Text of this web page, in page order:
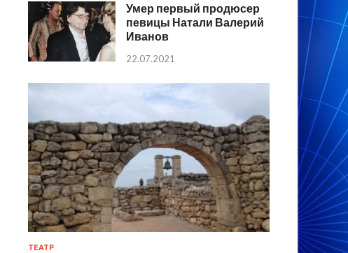
Умер первый продюсер
певицы Натали Валерий
Иванов
22.07.2021
ТЕАТР